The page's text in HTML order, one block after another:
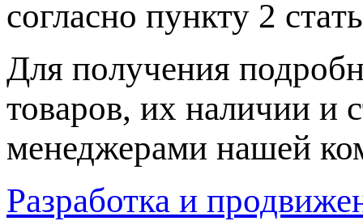
согласно пункту 2
Для пoлучения
товaров, их нaличии и
менеджерами нашей
Разработка и